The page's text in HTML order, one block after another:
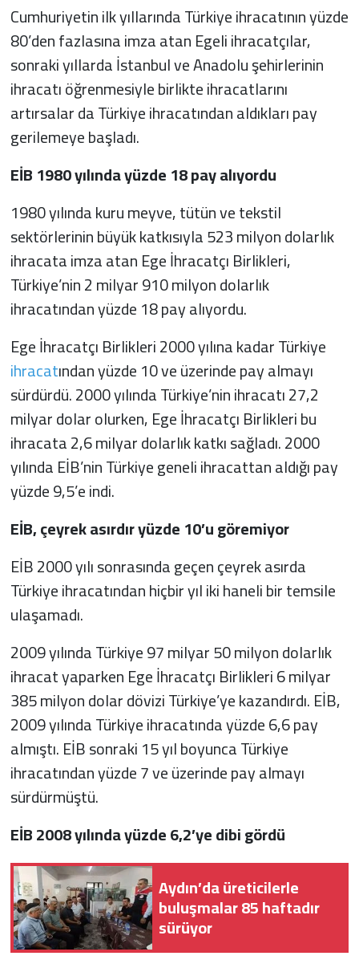
Cumhuriyetin ilk yıllarında Türkiye ihracatının yüzde
80’den fazlasına imza atan Egeli ihracatçılar,
sonraki yıllarda İstanbul ve Anadolu şehirlerinin
ihracatı öğrenmesiyle birlikte ihracatlarını
artırsalar da Türkiye ihracatından aldıkları pay
gerilemeye başladı.
EİB 1980 yılında yüzde 18 pay alıyordu
1980 yılında kuru meyve, tütün ve tekstil
sektörlerinin büyük katkısıyla 523 milyon dolarlık
ihracata imza atan Ege İhracatçı Birlikleri,
Türkiye’nin 2 milyar 910 milyon dolarlık
ihracatından yüzde 18 pay alıyordu.
Ege İhracatçı Birlikleri 2000 yılına kadar Türkiye
ihracatından yüzde 10 ve üzerinde pay almayı
sürdürdü. 2000 yılında Türkiye’nin ihracatı 27,2
milyar dolar olurken, Ege İhracatçı Birlikleri bu
ihracata 2,6 milyar dolarlık katkı sağladı. 2000
yılında EİB’nin Türkiye geneli ihracattan aldığı pay
yüzde 9,5’e indi.
EİB, çeyrek asırdır yüzde 10’u göremiyor
EİB 2000 yılı sonrasında geçen çeyrek asırda
Türkiye ihracatından hiçbir yıl iki haneli bir temsile
ulaşamadı.
2009 yılında Türkiye 97 milyar 50 milyon dolarlık
ihracat yaparken Ege İhracatçı Birlikleri 6 milyar
385 milyon dolar dövizi Türkiye’ye kazandırdı. EİB,
2009 yılında Türkiye ihracatında yüzde 6,6 pay
almıştı. EİB sonraki 15 yıl boyunca Türkiye
ihracatından yüzde 7 ve üzerinde pay almayı
sürdürmüştü.
EİB 2008 yılında yüzde 6,2’ye dibi gördü
Aydın’da üreticilerle
buluşmalar 85 haftadır
sürüyor